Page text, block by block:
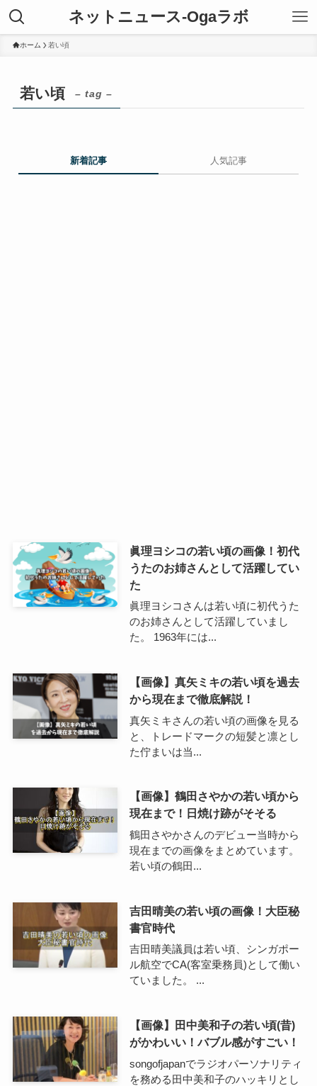
ネットニュース-Ogaラボ
ホーム 若い頃
若い頃 – tag –
新着記事 人気記事
眞理ヨシコの若い頃の画像！初代
うたのお姉さんとして活躍してい
た
眞理ヨシコさんは若い頃に初代うた
のお姉さんとして活躍していまし
た。 1963年には...
【画像】真矢ミキの若い頃を過去
から現在まで徹底解説！
真矢ミキさんの若い頃の画像を見る
と、トレードマークの短髪と凛とし
た佇まいは当...
【画像】鶴田さやかの若い頃から
現在まで！日焼け跡がそそる
鶴田さやかさんのデビュー当時から
現在までの画像をまとめています。
若い頃の鶴田...
吉田晴美の若い頃の画像！大臣秘
書官時代
吉田晴美議員は若い頃、シンガポー
ル航空でCA(客室乗務員)として働い
ていました。 ...
【画像】田中美和子の若い頃(昔)
がかわいい！バブル感がすごい！
songofjapanでラジオパーソナリティ
を務める田中美和子のハッキリとし